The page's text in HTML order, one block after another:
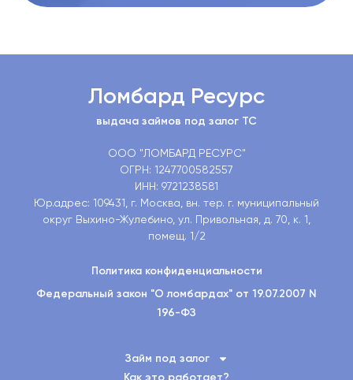
Ломбард Ресурс
выдача займов под залог ТС
ООО "ЛОМБАРД РЕСУРС"
ОГРН: 1247700582557
ИНН: 9721238581
Юр.адрес: 109431, г. Москва, вн. тер. г. муниципальный
округ Выхино-Жулебино, ул. Привольная, д. 70, к. 1,
помещ. 1/2
Политика конфиденциальности
Федеральный закон "О ломбардах" от 19.07.2007 N
196-ФЗ
Займ под залог
Как это работает?